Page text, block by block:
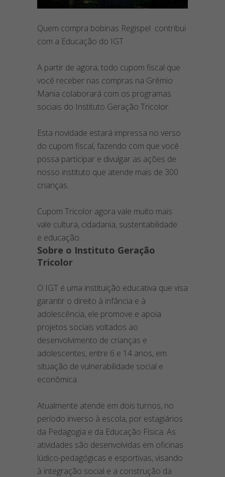
Quem compra bobinas Regispel contribui
com a Educação do IGT
A partir de agora, todo cupom fiscal que
você receber nas compras na Grêmio
Mania colaborará com os programas
sociais do Instituto Geração Tricolor.
Esta novidade estará impressa no verso
do cupom fiscal, fazendo com que você
possa participar e divulgar as ações de
nosso instituto que atende mais de 300
crianças.
Cupom Tricolor agora vale muito mais:
vale cultura, cidadania, sustentabilidade
e educação.
Sobre o Instituto Geração
Tricolor
O IGT é uma instituição educativa que visa
garantir o direito à infância e à
adolescência, ele promove e apoia
projetos sociais voltados ao
desenvolvimento de crianças e
adolescentes, entre 6 e 14 anos, em
situação de vulnerabilidade social e
econômica.
Atualmente atende em dois turnos, no
período inverso à escola, por estagiários
da Pedagogia e da Educação Física. As
atividades são desenvolvidas em oficinas
lúdico-pedagógicas e esportivas, visando
à integração social e a construção da